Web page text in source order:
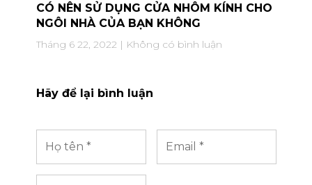
CÓ NÊN SỬ DỤNG CỬA NHÔM KÍNH CHO
NGÔI NHÀ CỦA BẠN KHÔNG
Tháng 6 22, 2022 Không có bình luận
Hãy để lại bình luận